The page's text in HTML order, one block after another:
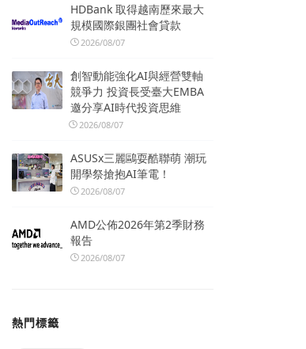
HDBank 取得越南歷來最大
規模國際銀團社會貸款
2026/08/07
創智動能強化AI與經營雙軸
競爭力 投資長受臺大EMBA
邀分享AI時代投資思維
2026/08/07
ASUSx三麗鷗耍酷聯萌 潮玩
開學祭搶抱AI筆電！
2026/08/07
AMD公佈2026年第2季財務
報告
2026/08/07
熱門標籤